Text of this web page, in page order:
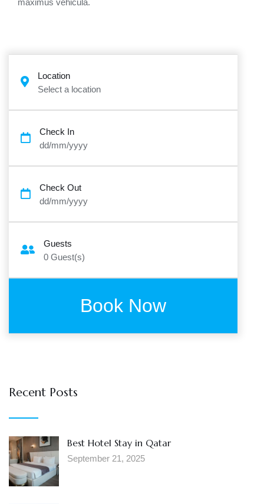
maximus vehicula.
Location
Select a location
Check In
dd/mm/yyyy
Check Out
dd/mm/yyyy
Guests
0 Guest(s)
Recent Posts
Best Hotel Stay in Qatar
September 21, 2025